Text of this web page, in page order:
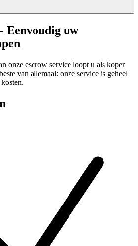
Eenvoudig uw
onze escrow service loopt u als koper
van allemaal: onze service is geheel